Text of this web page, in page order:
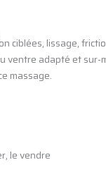
ciblées, lissage,
ventre adapté et sur-
massage.
le vendre